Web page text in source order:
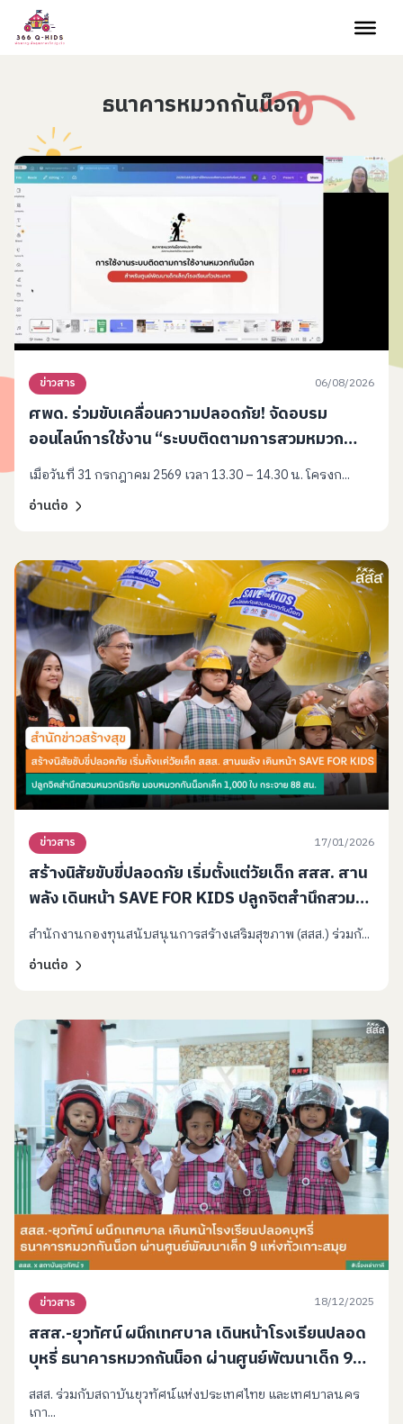
Skip to content
ธนาคารหมวกกันน็อก
ข่าวสาร 06/08/2026
ศพด. ร่วมขับเคลื่อนความปลอดภัย! จัดอบรม
ออนไลน์การใช้งาน “ระบบติดตามการสวมหมวก
นิรภัย” ผ่านระบบ Zoom Meeting
เมื่อวันที่ 31 กรกฎาคม 2569 เวลา 13.30 – 14.30 น. โครงก...
อ่านต่อ
ข่าวสาร 17/01/2026
สร้างนิสัยขับขี่ปลอดภัย เริ่มตั้งแต่วัยเด็ก สสส. สาน
พลัง เดินหน้า SAVE FOR KIDS ปลูกจิตสำนึกสวม
หมวกนิรภัย มอบหมวกกันน็อกเด็ก 1,000 ใบ กระจาย
สำนักงานกองทุนสนับสนุนการสร้างเสริมสุขภาพ (สสส.) ร่วมกั...
อ่านต่อ
ข่าวสาร 18/12/2025
สสส.-ยุวทัศน์ ผนึกเทศบาล เดินหน้าโรงเรียนปลอด
บุหรี่ ธนาคารหมวกกันน็อก ผ่านศูนย์พัฒนาเด็ก 9
แห่งทั่วเกาะสมุย
สสส. ร่วมกับสถาบันยุวทัศน์แห่งประเทศไทย และเทศบาลนคร
เกา...